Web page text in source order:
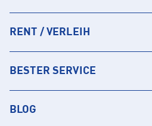
RENT / VERLEIH
BESTER SERVICE
BLOG